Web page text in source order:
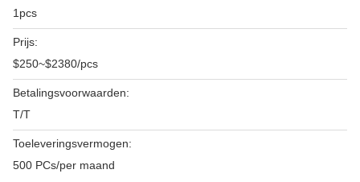
1pcs
Prijs:
$250~$2380/pcs
Betalingsvoorwaarden:
T/T
Toeleveringsvermogen:
500 PCs/per maand